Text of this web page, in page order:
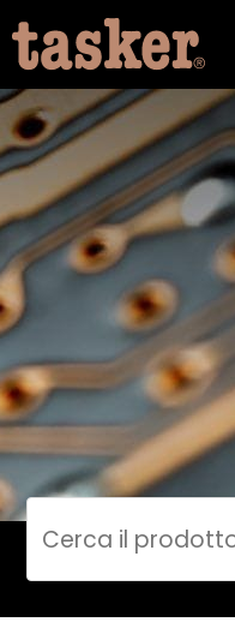
Cerca